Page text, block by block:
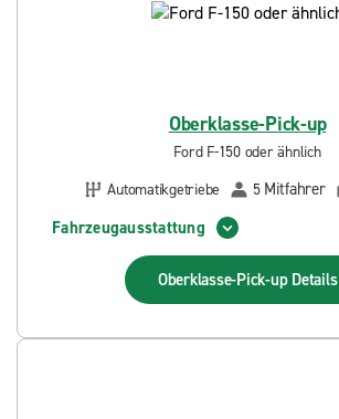
Oberklasse-Pick-up
Ford F-150 oder ähnlich
Automatikgetriebe
5 Mitfahrer
Fahrzeugausstattung
Oberklasse-Pick-up Details